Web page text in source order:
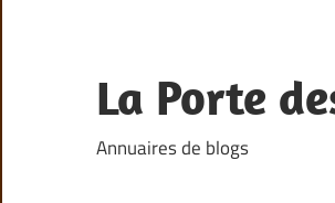
content
La Porte
Annuaires de blogs